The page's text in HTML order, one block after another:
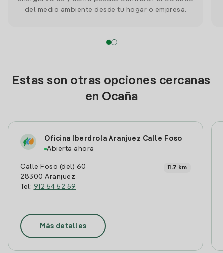
del medio ambiente desde tu hogar o empresa.
Estas son otras opciones cercanas
en Ocaña
Oficina Iberdrola Aranjuez Calle Foso
Abierta ahora
Calle Foso (del) 60
28300 Aranjuez
Tel: 912 54 52 59
11.7 km
Más detalles